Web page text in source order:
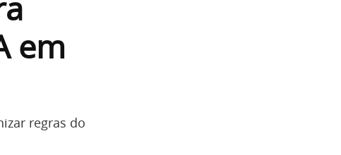
em
regras do